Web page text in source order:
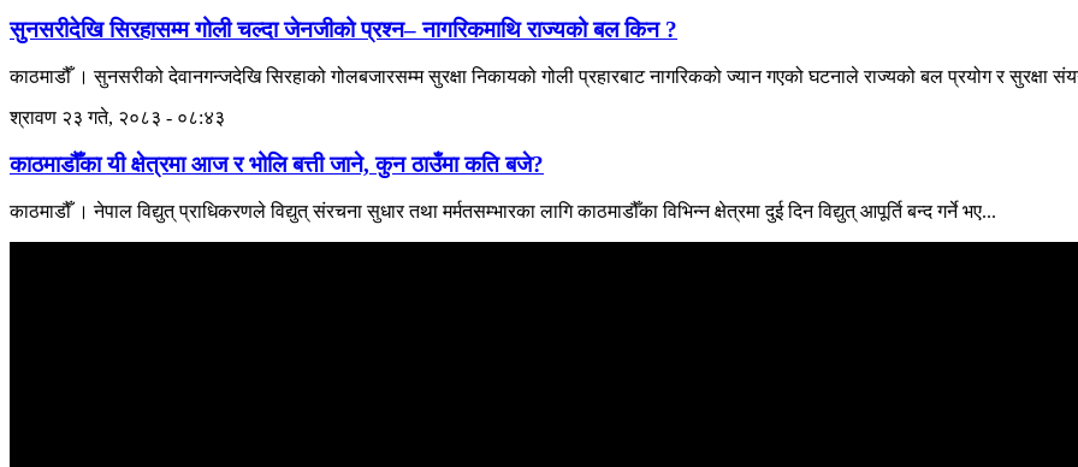
सुनसरीदेखि सिरहासम्म गोली चल्दा जेनजीको प्रश्न– नागरिकमाथि राज्यको बल किन ?
काठमाडौँ । सुनसरीको देवानगन्जदेखि सिरहाको गोलबजारसम्म सुरक्षा निकायको गोली प्रहारबाट नागरिकको ज्यान गएको घटनाले राज्यको बल प्रयोग र सुरक्षा
श्रावण २३ गते, २०८३ - ०८:४३
काठमाडौँका यी क्षेत्रमा आज र भोलि बत्ती जाने, कुन ठाउँमा कति बजे?
काठमाडौँ । नेपाल विद्युत् प्राधिकरणले विद्युत् संरचना सुधार तथा मर्मतसम्भारका लागि काठमाडौँका विभिन्न क्षेत्रमा दुई दिन विद्युत् आपूर्ति बन्द गर्ने भए...